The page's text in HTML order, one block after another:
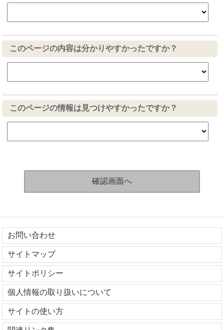
このページの内容は分かりやすかったですか？
このページの情報は見つけやすかったですか？
お問い合わせ
サイトマップ
サイトポリシー
個人情報の取り扱いについて
サイトの使い方